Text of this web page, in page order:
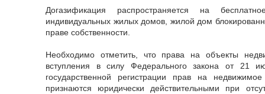
Догазификация распространяется на
индивидуальных жилых домов, жилой дом
праве собственности.
Необходимо отметить, что права на объекты
вступления в силу Федерального закона от
государственной регистрации прав на
признаются юридически действительными при